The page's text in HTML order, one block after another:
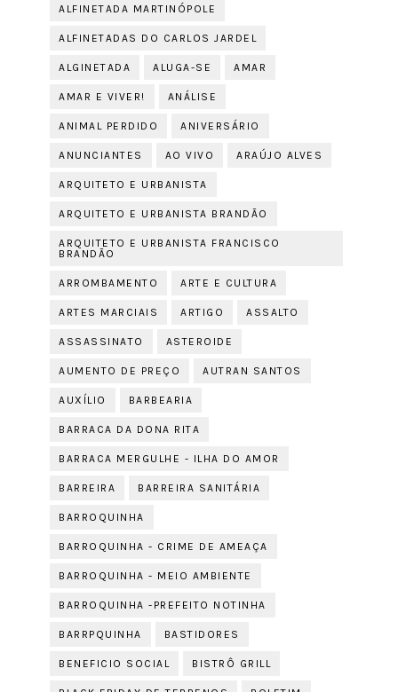
ALFINETADA MARTINÓPOLE
ALFINETADAS DO CARLOS JARDEL
ALGINETADA ALUGA-SE AMAR
AMAR E VIVER! ANÁLISE
ANIMAL PERDIDO ANIVERSÁRIO
ANUNCIANTES AO VIVO ARAÚJO ALVES
ARQUITETO E URBANISTA
ARQUITETO E URBANISTA BRANDÃO
ARQUITETO E URBANISTA FRANCISCO
BRANDÃO
ARROMBAMENTO ARTE E CULTURA
ARTES MARCIAIS ARTIGO ASSALTO
ASSASSINATO ASTEROIDE
AUMENTO DE PREÇO AUTRAN SANTOS
AUXÍLIO BARBEARIA
BARRACA DA DONA RITA
BARRACA MERGULHE - ILHA DO AMOR
BARREIRA BARREIRA SANITÁRIA
BARROQUINHA
BARROQUINHA - CRIME DE AMEAÇA
BARROQUINHA - MEIO AMBIENTE
BARROQUINHA -PREFEITO NOTINHA
BARRPQUINHA BASTIDORES
BENEFICIO SOCIAL BISTRÔ GRILL